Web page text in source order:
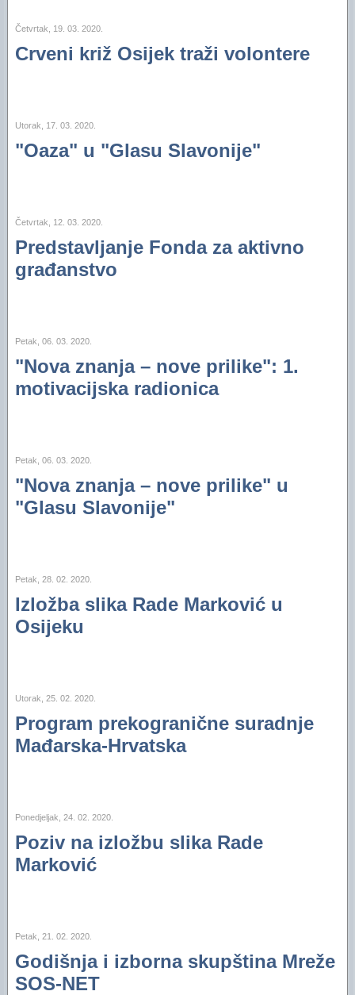
Četvrtak, 19. 03. 2020.
Crveni križ Osijek traži volontere
Utorak, 17. 03. 2020.
"Oaza" u "Glasu Slavonije"
Četvrtak, 12. 03. 2020.
Predstavljanje Fonda za aktivno
građanstvo
Petak, 06. 03. 2020.
"Nova znanja – nove prilike": 1.
motivacijska radionica
Petak, 06. 03. 2020.
"Nova znanja – nove prilike" u
"Glasu Slavonije"
Petak, 28. 02. 2020.
Izložba slika Rade Marković u
Osijeku
Utorak, 25. 02. 2020.
Program prekogranične suradnje
Mađarska-Hrvatska
Ponedjeljak, 24. 02. 2020.
Poziv na izložbu slika Rade
Marković
Petak, 21. 02. 2020.
Godišnja i izborna skupština Mreže
SOS-NET